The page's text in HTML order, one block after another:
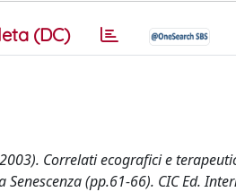
(DC)
Correlati ecografici e
(pp.61-66). CIC Ed.